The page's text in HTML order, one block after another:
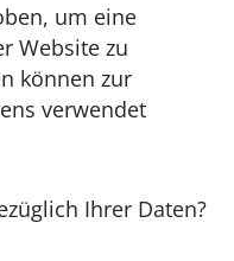
um eine
Website zu
können zur
verwendet
Ihrer Daten?